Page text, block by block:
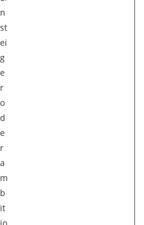
n
st
ei
g
e
r
o
d
e
r
a
m
b
it